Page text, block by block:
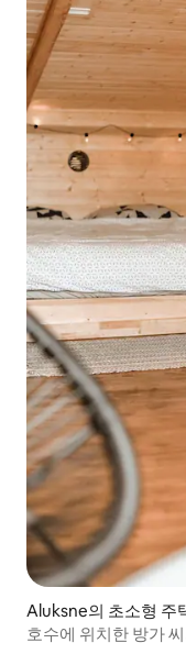
Aluksne의 초소형 주
호수에 위치한 방가